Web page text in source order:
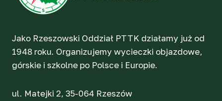
Jako Rzeszowski Oddział PTTK działamy już od
1948 roku. Organizujemy wycieczki objazdowe,
górskie i szkolne po Polsce i Europie.
ul. Matejki 2, 35-064 Rzeszów